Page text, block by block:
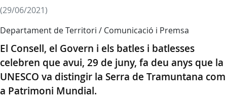
(29/06/2021)
Departament de Territori / Comunicació i Premsa
El Consell, el Govern i els batles i batlesses
celebren que avui, 29 de juny, fa deu anys que la
UNESCO va distingir la Serra de Tramuntana com
a Patrimoni Mundial.